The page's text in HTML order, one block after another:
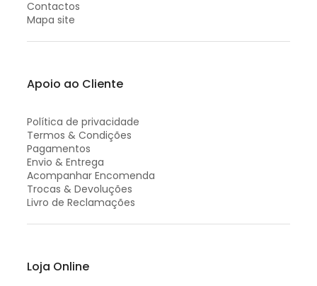
Contactos
Mapa site
Apoio ao Cliente
Política de privacidade
Termos & Condições
Pagamentos
Envio & Entrega
Acompanhar Encomenda
Trocas & Devoluções
Livro de Reclamações
Loja Online